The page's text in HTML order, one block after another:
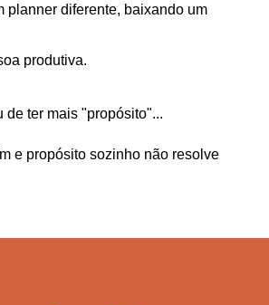
planner diferente, baixando um
produtiva.
de ter mais "propósito"...
e propósito sozinho não resolve